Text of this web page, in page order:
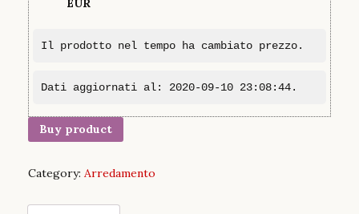
EUR
Il prodotto nel tempo ha cambiato prezzo.
Dati aggiornati al: 2020-09-10 23:08:44.
Buy product
Category: Arredamento